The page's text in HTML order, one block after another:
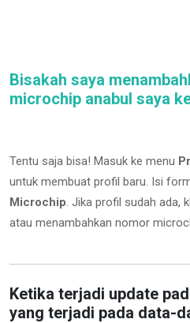
Bisakah saya
microchip anabul saya
Tentu saja bisa! Masuk ke menu
untuk membuat profil baru. Isi
Microchip. Jika profil sudah ada,
atau menambahkan nomor
Ketika terjadi update
yang terjadi pada data-